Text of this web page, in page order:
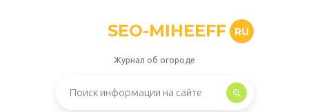
SEO-MIHEEFF RU
Журнал об огороде